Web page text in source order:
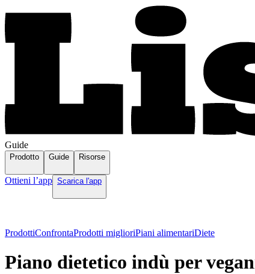
Guide
Prodotto Guide Risorse
Ottieni l’app Scarica l'app
ProdottiConfrontaProdotti miglioriPiani alimentariDiete
Piano dietetico indù per